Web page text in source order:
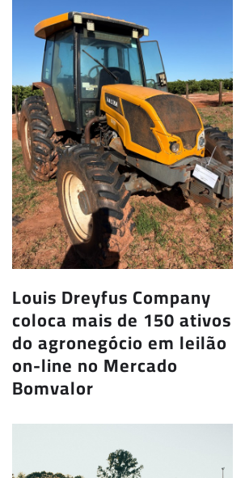
Louis Dreyfus Company
coloca mais de 150 ativos
do agronegócio em leilão
on-line no Mercado
Bomvalor